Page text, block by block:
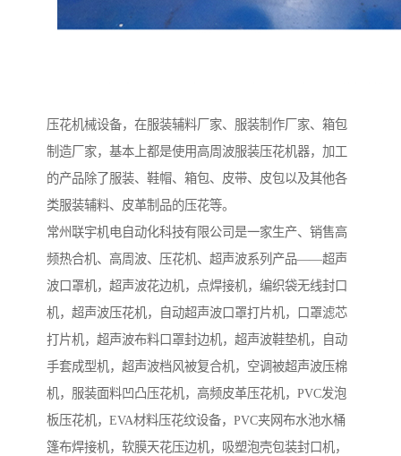
压花机械设备，在服装辅料厂家、服装制作厂家、箱包
制造厂家，基本上都是使用高周波服装压花机器，加工
的产品除了服装、鞋帽、箱包、皮带、皮包以及其他各
类服装辅料、皮革制品的压花等。
常州联宇机电自动化科技有限公司是一家生产、销售高
频热合机、高周波、压花机、超声波系列产品——超声
波口罩机，超声波花边机，点焊接机，编织袋无线封口
机，超声波压花机，自动超声波口罩打片机，口罩滤芯
打片机，超声波布料口罩封边机，超声波鞋垫机，自动
手套成型机，超声波档风被复合机，空调被超声波压棉
机，服装面料凹凸压花机，高频皮革压花机，PVC发泡
板压花机，EVA材料压花纹设备，PVC夹网布水池水桶
篷布焊接机，软膜天花压边机，吸塑泡壳包装封口机，